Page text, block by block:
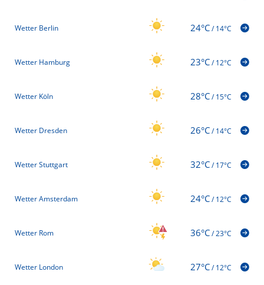
Wetter Berlin 24°C/14°C
Wetter Hamburg 23°C/12°C
Wetter Köln 28°C/15°C
Wetter Dresden 26°C/14°C
Wetter Stuttgart 32°C/17°C
Wetter Amsterdam 24°C/12°C
Wetter Rom 36°C/23°C
Wetter London 27°C/12°C